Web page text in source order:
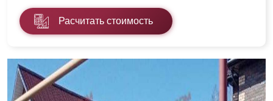
Расчитать стоимость